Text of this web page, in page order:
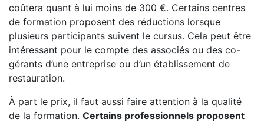
coûtera quant à lui moins de 300 €. Certains centres
de formation proposent des réductions lorsque
plusieurs participants suivent le cursus. Cela peut être
intéressant pour le compte des associés ou des co-
gérants d’une entreprise ou d’un établissement de
restauration.
À part le prix, il faut aussi faire attention à la qualité
de la formation. Certains professionnels proposent